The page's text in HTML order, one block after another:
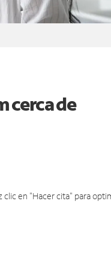
cerca de
en "Hacer cita" para